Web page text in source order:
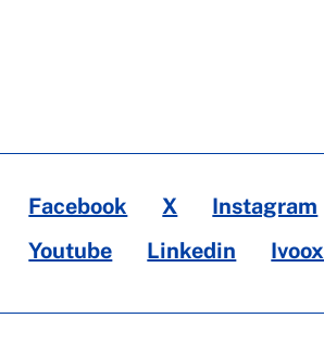
Facebook X
Instagram
Youtube
Linkedin Ivoox